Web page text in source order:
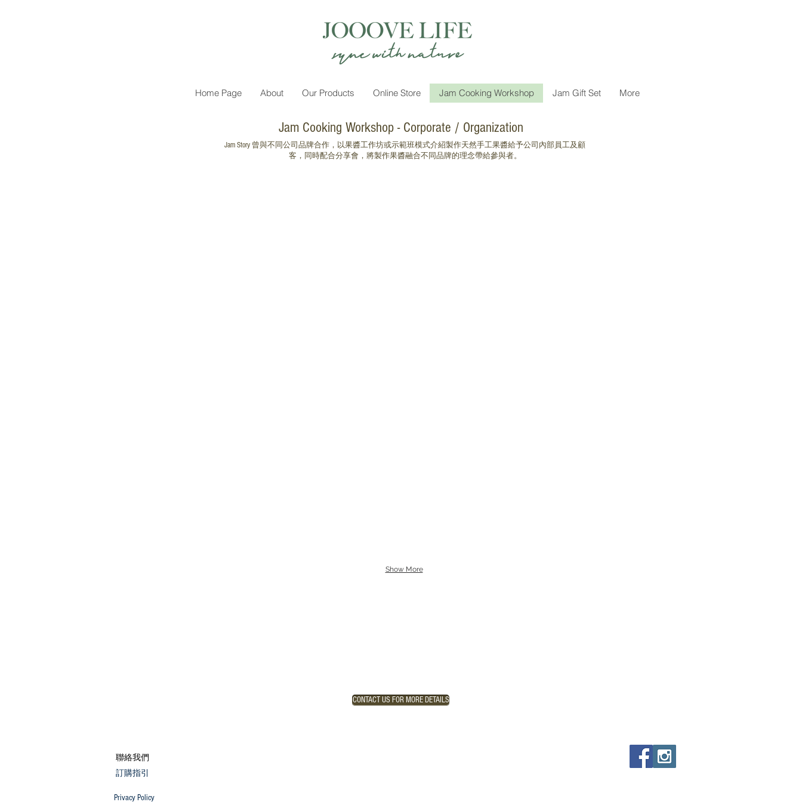
Jam Cooking Workshop - Corporate / Organization
Jam Story 曾與不同公司品牌合作，以果醬工作坊或示範班模式介紹製作天然手工果醬給予公司內部員工及顧
客，同時配合分享會，將製作果醬融合不同品牌的理念帶給參與者。
Show More
CONTACT US FOR MORE DETAILS
Home Page About Our Products Online Store Jam Cooking Workshop Jam Gift Set More
​聯絡我們
​訂購指引
Privacy Policy